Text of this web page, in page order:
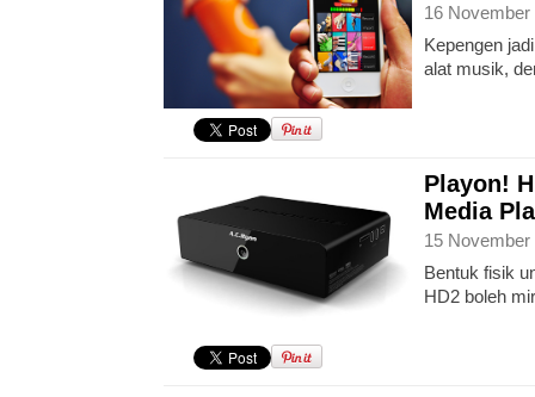
16
Kepengen
alat musik,
Playon!
Media
15
Bentuk fisik
HD2 boleh